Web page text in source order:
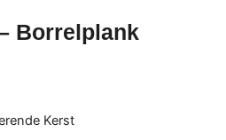
Borrelplank